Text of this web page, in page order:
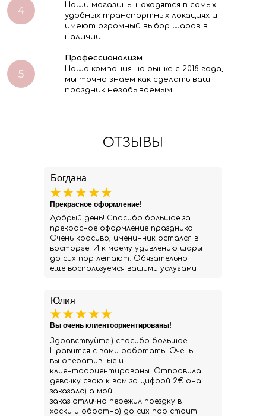
Наши магазины находятся в самых
удобных транспортных локациях и
имеют огромный выбор шаров в
наличии.
Профессионализм
Наша компания на рынке с 2018 года,
мы точно знаем как сделать ваш
праздник незабываемым!
ОТЗЫВЫ
Юлия
Здравствуйте ) спасибо большое.
Нравится с вами работать. Очень
вы оперативные и
клиентоориентированы. Отправила
девочку свою к вам за цифрой 2€ она
заказала) а мой
заказ отлично пережил поездку в
хаски и обратно) до сих пор стоит
Вы очень клиентоориентированы!
Богдана
Добрый день! Спасибо большое за
прекрасное оформление праздника.
Очень красиво, именинник остался в
восторге. И к моему удивлению шары
до сих пор летают. Обязательно
ещё воспользуемся вашими услугами
Прекрасное оформление!